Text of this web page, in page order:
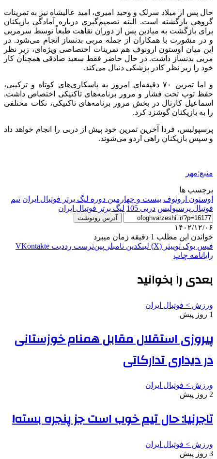
حال پس از میلاد سرلک و وحید امیری، امید عالیشاه نیز به تمرینات
گروهی بازگشته است. البته تصمیم‌گیری درباره آمادگی بازیکنان
برای بازگشت به میادین پس از دوران نقاهت طبعاً توسط سرمربی
و در مشورت با همکاران از جمله مربی بدنساز انجام می‌شود. در
این میان اوستون ارونوف هم تمرینات اختصاصی ویژه‌ای، زیر نظر
مربی بدنساز داشت. در حال حاضر فقط سعید صادقی همچنان کار
خود را زیر نظر کادر پزشکی دنبال می‌کند.
و اما تمرین ۷۰ دقیقه‌ای امروز به پاسکاری‌های کوتاه و ترکیبی،
حفظ توپ تحت فشار و مرور برنامه‌های تاکتیکی اختصاص داشت.
اسماعیل کارتال در بخش مرور برنامه‌های تاکتیکی، نکات مختلفی
را به بازیکنان گوشزد کرد.
پرسپولیس، فردا آخرین تمرین خود پیش از دربی را انجام خواهد داد
و سپس بازیکنان راهی اردو می‌شوند.
منبع:مهر
برچسب ها
اوستون ارونوف بیست و چهارمین دوره لیگ برتر فوتبال ایران تیم
فوتبال پرسپولیس دربی 105 لیگ برتر فوتبال ایران
آدرس رونوشت
۱۴۰۲/۱۲/۰۶
خواندن این مطلب 1 دقیقه زمان میبرد
فیس بوک توییتر (X) لینکدین ‫تامبلر ‫پین‌ترست ‫رددیت ‫VKontakte
رایانامه چاپ
بعدی را بخوانید
ورزش > فوتبال ایران
1 روز پیش
پیروزی استقلال مقابل همنام خوزستانی
در دیداری تدارکاتی
ورزش > فوتبال ایران
2 روز پیش
تاجرنیا: حال تیم خوب است جز پنجره بسته!
ورزش > فوتبال ایران
3 روز پیش